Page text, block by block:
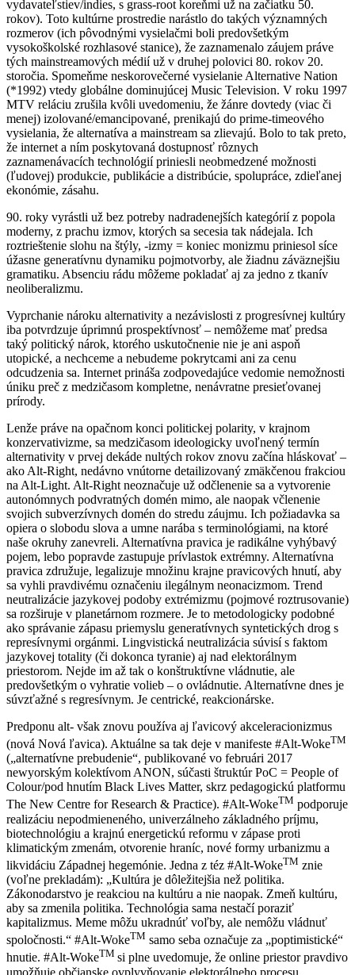
vydavateľstiev/indies, s grass-root koreňmi už na začiatku 50.
rokov). Toto kultúrne prostredie narástlo do takých významných
rozmerov (ich pôvodnými vysielačmi boli predovšetkým
vysokoškolské rozhlasové stanice), že zaznamenalo záujem práve
tých mainstreamových médií už v druhej polovici 80. rokov 20.
storočia. Spomeňme neskorovečerné vysielanie Alternative Nation
(*1992) vtedy globálne dominujúcej Music Television. V roku 1997
MTV reláciu zrušila kvôli uvedomeniu, že žánre dovtedy (viac či
menej) izolované/emancipované, prenikajú do prime-timeového
vysielania, že alternatíva a mainstream sa zlievajú. Bolo to tak preto,
že internet a ním poskytovaná dostupnosť rôznych
zaznamenávacích technológií priniesli neobmedzené možnosti
(ľudovej) produkcie, publikácie a distribúcie, spolupráce, zdieľanej
ekonómie, zásahu.
90. roky vyrástli už bez potreby nadradenejších kategórií z popola
moderny, z prachu izmov, ktorých sa secesia tak nádejala. Ich
roztrieštenie slohu na štýly, -izmy = koniec monizmu priniesol síce
úžasne generatívnu dynamiku pojmotvorby, ale žiadnu záväznejšiu
gramatiku. Absenciu rádu môžeme pokladať aj za jedno z tkanív
neoliberalizmu.
Vyprchanie nároku alternativity a nezávislosti z progresívnej kultúry
iba potvrdzuje úprimnú prospektívnosť – nemôžeme mať predsa
taký politický nárok, ktorého uskutočnenie nie je ani aspoň
utopické, a nechceme a nebudeme pokrytcami ani za cenu
odcudzenia sa. Internet prináša zodpovedajúce vedomie nemožnosti
úniku preč z medzičasom kompletne, nenávratne presieťovanej
prírody.
Lenže práve na opačnom konci politickej polarity, v krajnom
konzervativizme, sa medzičasom ideologicky uvoľnený termín
alternativity v prvej dekáde nultých rokov znovu začína hláskovať –
ako Alt-Right, nedávno vnútorne detailizovaný zmäkčenou frakciou
na Alt-Light. Alt-Right neoznačuje už odčlenenie sa a vytvorenie
autonómnych podvratných domén mimo, ale naopak včlenenie
svojich subverzívnych domén do stredu záujmu. Ich požiadavka sa
opiera o slobodu slova a umne narába s terminológiami, na ktoré
naše okruhy zanevreli. Alternatívna pravica je radikálne vyhýbavý
pojem, lebo popravde zastupuje prívlastok extrémny. Alternatívna
pravica združuje, legalizuje množinu krajne pravicových hnutí, aby
sa vyhli pravdivému označeniu ilegálnym neonacizmom. Trend
neutralizácie jazykovej podoby extrémizmu (pojmové roztrusovanie)
sa rozširuje v planetárnom rozmere. Je to metodologicky podobné
ako správanie zápasu priemyslu generatívnych syntetických drog s
represívnymi orgánmi. Lingvistická neutralizácia súvisí s faktom
jazykovej totality (či dokonca tyranie) aj nad elektorálnym
priestorom. Nejde im až tak o konštruktívne vládnutie, ale
predovšetkým o vyhratie volieb – o ovládnutie. Alternatívne dnes je
súvzťažné s regresívnym. Je centrické, reakcionárske.
Predponu alt- však znovu používa aj ľavicový akceleracionizmus
(nová Nová ľavica). Aktuálne sa tak deje v manifeste #Alt-WokeTM
(„alternatívne prebudenie“, publikované vo februári 2017
newyorským kolektívom ANON, súčasti štruktúr PoC = People of
Colour/pod hnutím Black Lives Matter, skrz pedagogickú platformu
The New Centre for Research & Practice). #Alt-WokeTM podporuje
realizáciu nepodmieneného, univerzálneho základného príjmu,
biotechnológiu a krajnú energetickú reformu v zápase proti
klimatickým zmenám, otvorenie hraníc, nové formy urbanizmu a
likvidáciu Západnej hegemónie. Jedna z téz #Alt-WokeTM znie
(voľne prekladám): „Kultúra je dôležitejšia než politika.
Zákonodarstvo je reakciou na kultúru a nie naopak. Zmeň kultúru,
aby sa zmenila politika. Technológia sama nestačí poraziť
kapitalizmus. Meme môžu ukradnúť voľby, ale nemôžu vládnuť
spoločnosti.“ #Alt-WokeTM samo seba označuje za „poptimistické“
hnutie. #Alt-WokeTM si plne uvedomuje, že online priestor pravdivo
umožňuje občianske ovplyvňovanie elektorálneho procesu